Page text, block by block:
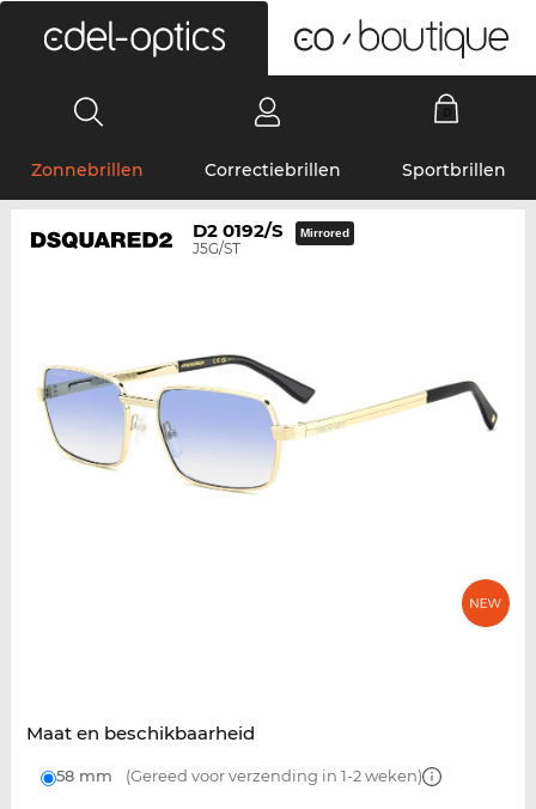
Zonnebrillen Correctiebrillen Sportbrillen
D2 0192/S
J5G/ST
Mirrored
Maat en beschikbaarheid
58 mm (Gereed voor verzending in 1-2 weken)